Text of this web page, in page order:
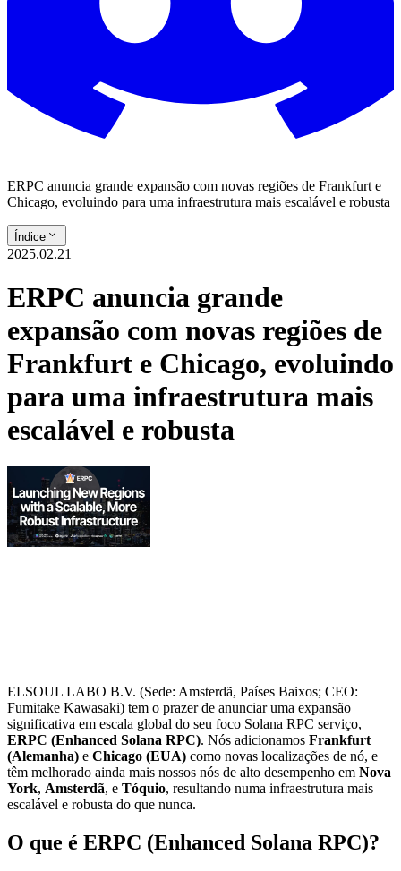
ERPC anuncia grande expansão com novas regiões de Frankfurt e
Chicago, evoluindo para uma infraestrutura mais escalável e robusta
Índice
2025.02.21
ERPC anuncia grande
expansão com novas regiões de
Frankfurt e Chicago, evoluindo
para uma infraestrutura mais
escalável e robusta
ELSOUL LABO B.V. (Sede: Amsterdã, Países Baixos; CEO:
Fumitake Kawasaki) tem o prazer de anunciar uma expansão
significativa em escala global do seu foco Solana RPC serviço,
ERPC (Enhanced Solana RPC). Nós adicionamos Frankfurt
(Alemanha) e Chicago (EUA) como novas localizações de nó, e
têm melhorado ainda mais nossos nós de alto desempenho em Nova
York, Amsterdã, e Tóquio, resultando numa infraestrutura mais
escalável e robusta do que nunca.
O que é ERPC (Enhanced Solana RPC)?